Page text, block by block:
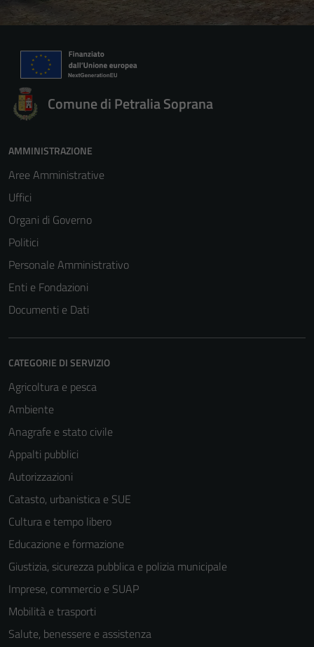
Comune di Petralia Soprana
AMMINISTRAZIONE
Aree Amministrative
Uffici
Organi di Governo
Politici
Personale Amministrativo
Enti e Fondazioni
Documenti e Dati
CATEGORIE DI SERVIZIO
Agricoltura e pesca
Ambiente
Anagrafe e stato civile
Appalti pubblici
Autorizzazioni
Catasto, urbanistica e SUE
Cultura e tempo libero
Educazione e formazione
Giustizia, sicurezza pubblica e polizia municipale
Imprese, commercio e SUAP
Mobilità e trasporti
Salute, benessere e assistenza